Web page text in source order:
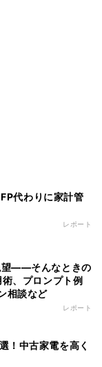
代わりに家計管
レポート
望――そんなときの
、プロンプト例
相談など
レポート
！中古家電を高く